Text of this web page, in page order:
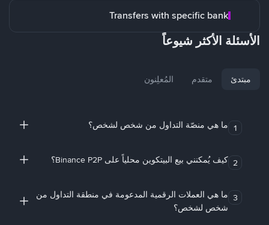
Transfers with specific bank
الأسئلة الأكثر شيوعاً
مبتدئ متقدم المُعلِنون
1 ما هي منصّة التداول من شخص لشخص؟
2 كيف يُمكنني بيع البيتكوين محلياً على Binance P2P؟
3 ما هي العملات الرقمية المدعومة في منطقة التداول من
شخص لشخص؟